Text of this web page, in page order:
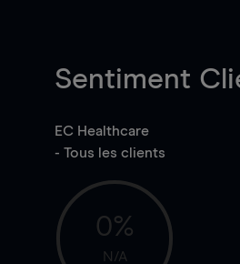
Sentiment
EC Healthcare
- Tous les clients
0%
N/A